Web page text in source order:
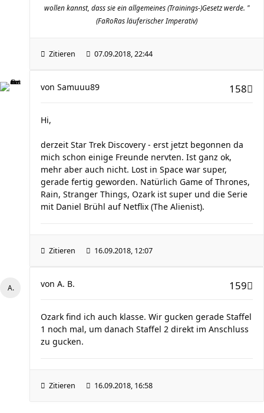
wollen kannst, dass sie ein allgemeines (Trainings-)Gesetz werde. "
(FaRoRas läuferischer Imperativ)
Zitieren 07.09.2018, 22:44
158
von Samuuu89
Hi,
derzeit Star Trek Discovery - erst jetzt begonnen da
mich schon einige Freunde nervten. Ist ganz ok,
mehr aber auch nicht. Lost in Space war super,
gerade fertig geworden. Natürlich Game of Thrones,
Rain, Stranger Things, Ozark ist super und die Serie
mit Daniel Brühl auf Netflix (The Alienist).
Zitieren 16.09.2018, 12:07
159
von A. B.
Ozark find ich auch klasse. Wir gucken gerade Staffel
1 noch mal, um danach Staffel 2 direkt im Anschluss
zu gucken.
Zitieren 16.09.2018, 16:58